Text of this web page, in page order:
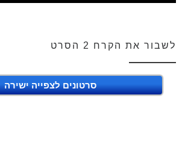
לשבור את הקרח 2 הסרט
סרטונים לצפייה ישירה